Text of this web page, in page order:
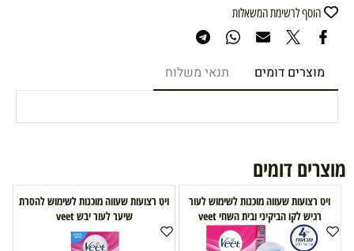
הוסף לרשימת המשאלות
מוצרים דומים תנאי משלוח
מוצרים דומים
ויט רצועות שעווה מוכנות לשימוש לעור
רגיש לקו הביקיני ובית השחי veet
ויט רצועות שעווה מוכנות לשימוש להסרת
שיער לעור יבש veet